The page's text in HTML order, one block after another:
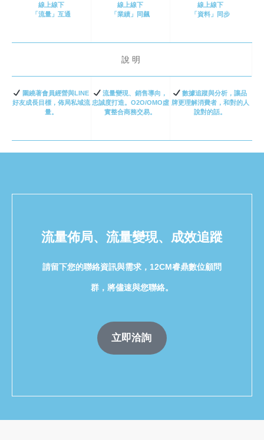
線上線下
「流量」互通
線上線下
「業績」同飆
線上線下
「資料」同步
說明
圍繞著會員經營與LINE
好友成長目標，佈局私域流
量。
流量變現、銷售導向，
忠誠度打造。O2O/OMO虛
實整合商務交易。
數據追蹤與分析，讓品
牌更理解消費者，和對的人
說對的話。
流量佈局、流量變現、成效追蹤
請留下您的聯絡資訊與需求，12CM睿鼎數位顧問
群，將儘速與您聯絡。
立即洽詢